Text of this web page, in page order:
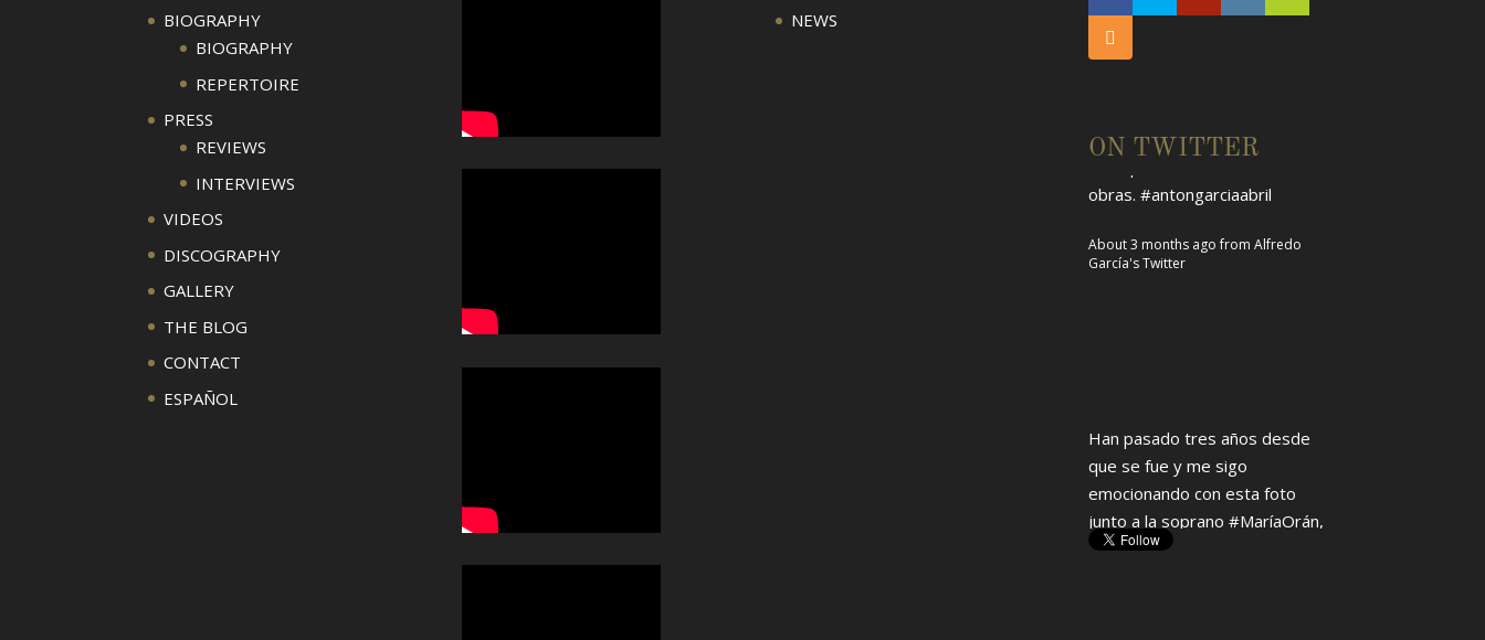
BIOGRAPHY
BIOGRAPHY
REPERTOIRE
PRESS
REVIEWS
INTERVIEWS
VIDEOS
DISCOGRAPHY
GALLERY
THE BLOG
CONTACT
ESPAÑOL
NEWS
ON TWITTER
About 3 months agofromAlfredo
García's Twitter
Han pasado tres años desde
emocionando con esta foto
García's Twitter